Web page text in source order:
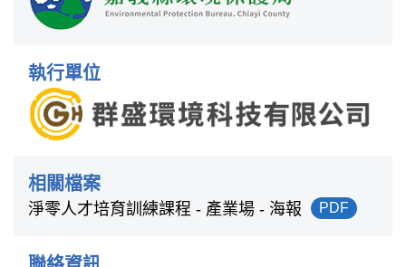
執行單位
相關檔案
淨零人才培育訓練課程 - 產業場 - 海報 PDF